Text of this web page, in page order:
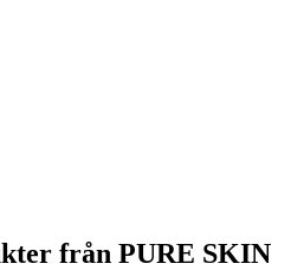
från PURE SKIN